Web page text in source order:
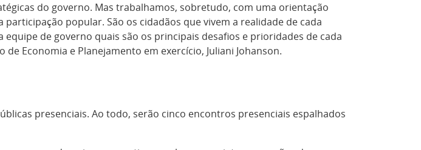
do governo. Mas trabalhamos, sobretudo, com uma orientação
popular. São os cidadãos que vivem a realidade de cada
de governo quais são os principais desafios e prioridades de cada
Economia e Planejamento em exercício, Juliani Johanson.
presenciais. Ao todo, serão cinco encontros presenciais espalhados